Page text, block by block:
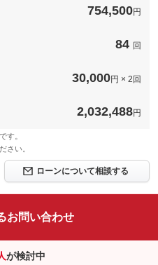
754,500円
84 回
30,000円 × 2回
2,032,488円
す。
さい。
ローンについて相談する
お問い合わせ
が検討中